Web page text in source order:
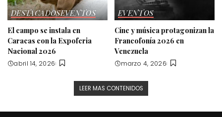
DESTACADOSEVENTOS
El campo se instala en
Caracas con la Expoferia
Nacional 2026
abril 14, 2026
EVENTOS
Cine y música protagonizan la
Francofonía 2026 en
Venezuela
marzo 4, 2026
LEER MAS CONTENIDOS